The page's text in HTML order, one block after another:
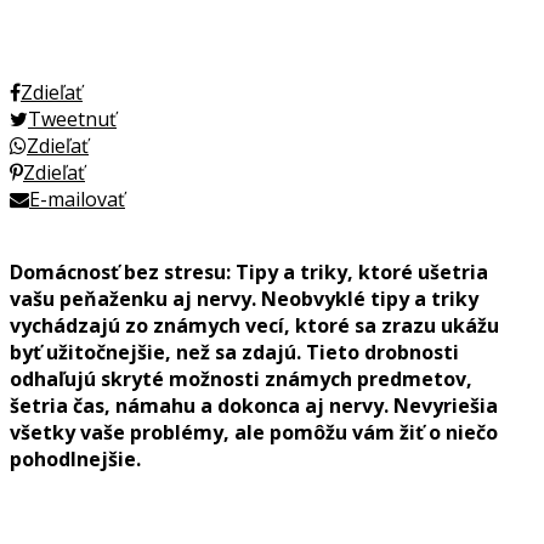
Zdieľať
Tweetnuť
Zdieľať
Zdieľať
E-mailovať
Domácnosť bez stresu: Tipy a triky, ktoré ušetria
vašu peňaženku aj nervy. Neobvyklé tipy a triky
vychádzajú zo známych vecí, ktoré sa zrazu ukážu
byť užitočnejšie, než sa zdajú. Tieto drobnosti
odhaľujú skryté možnosti známych predmetov,
šetria čas, námahu a dokonca aj nervy. Nevyriešia
všetky vaše problémy, ale pomôžu vám žiť o niečo
pohodlnejšie.